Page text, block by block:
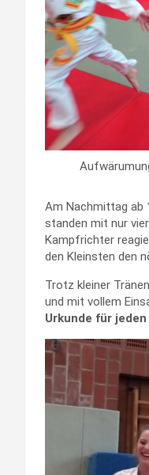
Am Nachmittag ab
standen mit nur
Kampfrichter
den Kleinsten den
Trotz kleiner
und mit vollem
Urkunde für jeden